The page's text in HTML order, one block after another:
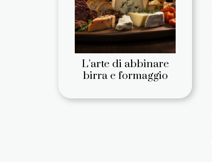
L’arte di abbinare
birra e formaggio